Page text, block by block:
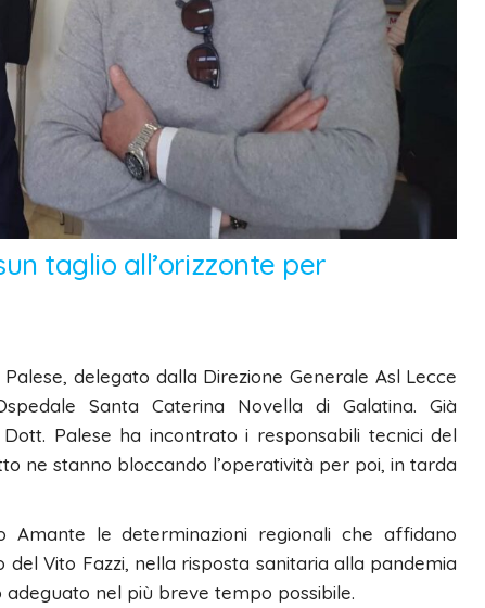
taglio all’orizzonte per
delegato dalla Direzione Generale Asl Lecce
Santa Caterina Novella di Galatina. Già
Palese ha incontrato i responsabili tecnici del
ne stanno bloccando l’operatività per poi, in tarda
le determinazioni regionali che affidano
Vito Fazzi, nella risposta sanitaria alla pandemia
nel più breve tempo possibile.